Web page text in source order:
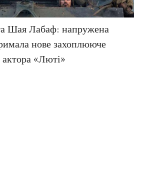
Шая Лабаф: напружена
нове захоплююче
актора «Люті»